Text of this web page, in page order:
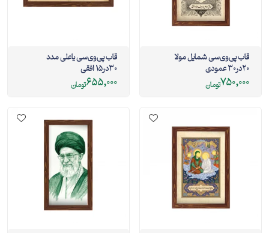
قاب پی‌وی‌سی شمایل مولا
20در30 عمودی
750,000تومان
قاب پی‌وی‌سی یاعلی مدد
30در15 افقی
655,000تومان